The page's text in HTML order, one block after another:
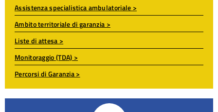
Assistenza specialistica ambulatoriale >
Ambito territoriale di garanzia >
Liste di attesa >
Monitoraggio (TDA) >
Percorsi di Garanzia >